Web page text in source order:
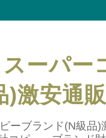
ーパー
)激安通
ーブランド(N級品